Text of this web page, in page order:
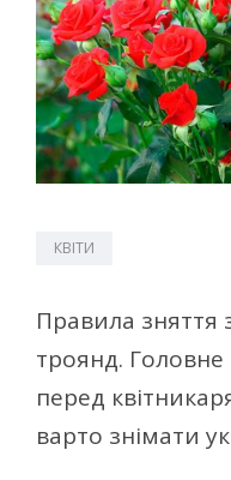
КВІТИ
Правила зняття
троянд.
перед
варто знімати